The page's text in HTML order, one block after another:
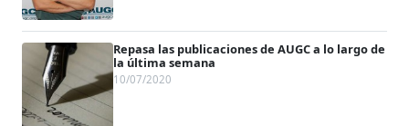
Repasa las publicaciones de AUGC a lo largo de
la última semana
10/07/2020